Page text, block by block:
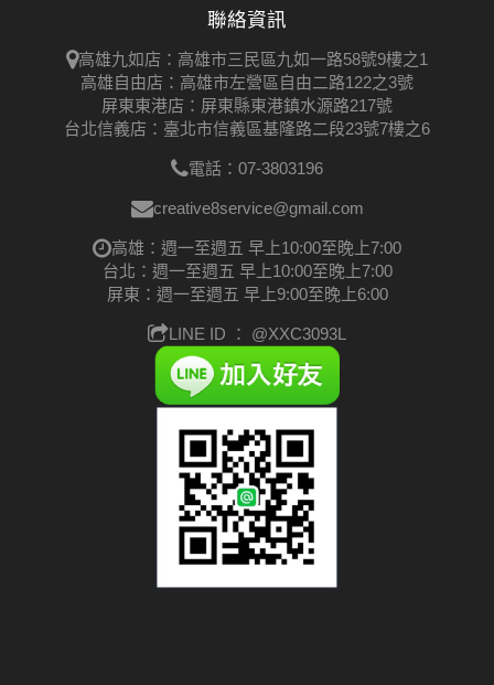
聯絡資訊
高雄九如店：高雄市三民區九如一路58號9樓之1
高雄自由店：高雄市左營區自由二路122之3號
屏東東港店：屏東縣東港鎮水源路217號
台北信義店：臺北市信義區基隆路二段23號7樓之6
電話：07-3803196
creative8service@gmail.com
高雄：週一至週五 早上10:00至晚上7:00
台北：週一至週五 早上10:00至晚上7:00
屏東：週一至週五 早上9:00至晚上6:00
LINE ID ： @XXC3093L